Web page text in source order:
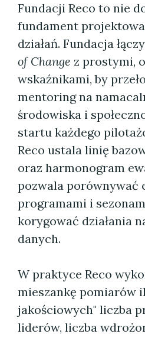
Fundacji Reco to nie
fundament
działań. Fundacja
of Change z prostymi,
wskaźnikami, by
mentoring na
środowiska i
startu każdego
Reco ustala linię
oraz harmonogram
pozwala porównywać
programami i
korygować działania
danych.
W praktyce Reco
mieszankę pomiarów
jakościowych" liczba
liderów, liczba